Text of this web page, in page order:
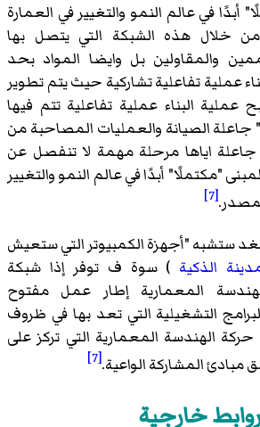
أبدًا في عالم النمو والتغيير في العمارة
خلال هذه الشبكة التي يتصل بها
والمقاولين بل وايضا المواد بحد
عملية تفاعلية تشاركية حيث يتم تطوير
عملية البناء عملية تفاعلية تتم فيها
جاعلة الصيانة والعمليات المصاحبة من
اياها مرحلة مهمة لا تنفصل عن
"مكتملًا" أبدًا في عالم النمو والتغيير
[7]
ستشبه "أجهزة الكمبيوتر التي ستعيش
الذكية ) سوة ف توفر إذا شبكة
المعمارية إطار عمل مفتوح
التشغيلية التي تعد بها في ظروف
الهندسة المعمارية التي تركز على
المشاركة الواعية.[7]
روابط خارجية